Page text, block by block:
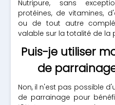
Nutripure, sans
protéines, de vitamines,
ou de tout autre
valable sur la totalité de la
Puis-je utiliser
de
Non, il n'est pas possible
de parrainage pour